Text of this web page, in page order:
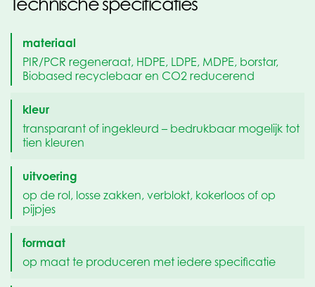
materiaal
PIR/PCR regeneraat, HDPE, LDPE, MDPE, borstar,
Biobased recyclebaar en CO2 reducerend
kleur
transparant of ingekleurd – bedrukbaar mogelijk tot
tien kleuren
uitvoering
op de rol, losse zakken, verblokt, kokerloos of op
pijpjes
formaat
op maat te produceren met iedere specificatie